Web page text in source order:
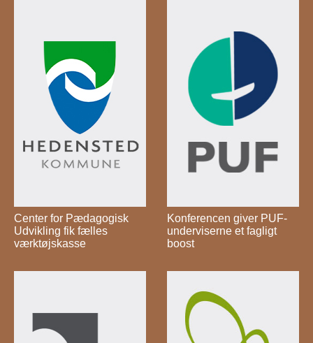
Center for Pædagogisk
Udvikling fik fælles
værktøjskasse
Konferencen giver PUF-
underviserne et fagligt
boost